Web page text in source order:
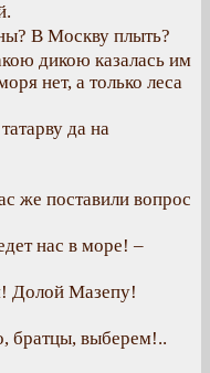
В Москву плыть?
дикою казалась им
нет, а только леса
да на
же поставили вопрос
нас в море! –
Долой Мазепу!
братцы, выберем!..